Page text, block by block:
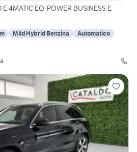
4MATIC EQ-POWER BUSINESS E
Mild Hybrid Benzina
Automatico